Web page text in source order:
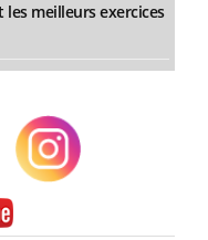
meilleurs exercices